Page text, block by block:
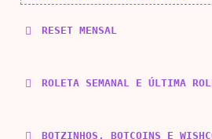
RESET MENSAL
ROLETA SEMANAL E ÚLTIMA
BOTZINHOS, BOTCOINS E